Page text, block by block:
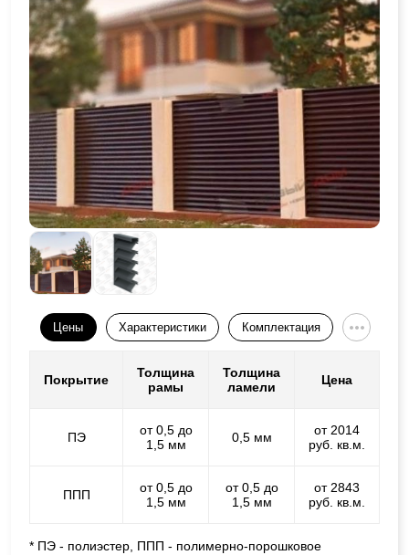
Цены Характеристики Комплектация
Покрытие
Толщина
рамы
Толщина
ламели
Цена
ПЭ
от 0,5 до
1,5 мм
0,5 мм
от 2014
руб. кв.м.
ППП
от 0,5 до
1,5 мм
от 0,5 до
1,5 мм
от 2843
руб. кв.м.
* ПЭ - полиэстер, ППП - полимерно-порошковое